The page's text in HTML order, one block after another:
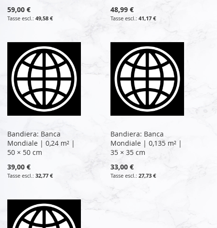
59,00 €
49,58 €
48,99 €
41,17 €
Bandiera: Banca
Mondiale | 0,24 m² |
50 × 50 cm
39,00 €
32,77 €
Bandiera: Banca
Mondiale | 0,135 m² |
35 × 35 cm
33,00 €
27,73 €